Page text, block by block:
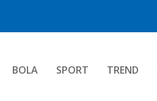
BOLA SPORT TREND